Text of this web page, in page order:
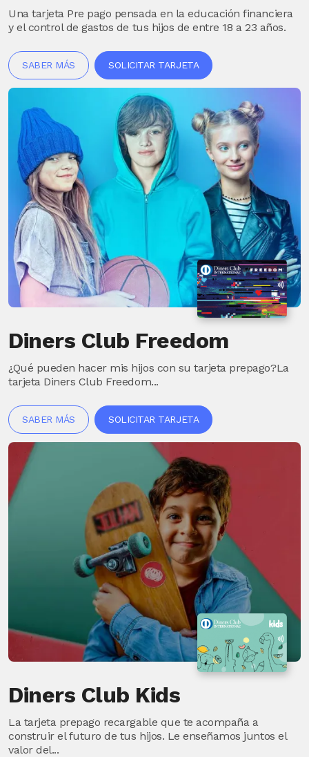
Una tarjeta Pre pago pensada en la educación financiera
y el control de gastos de tus hijos de entre 18 a 23 años.
SABER MÁS SOLICITAR TARJETA
Diners Club Freedom
¿Qué pueden hacer mis hijos con su tarjeta prepago?La
tarjeta Diners Club Freedom...
SABER MÁS SOLICITAR TARJETA
Diners Club Kids
La tarjeta prepago recargable que te acompaña a
construir el futuro de tus hijos. Le enseñamos juntos el
valor del...